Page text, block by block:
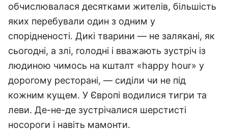
обчислювалася десятками жителів, більшість
яких перебували один з одним у
спорідненості. Дикі тварини — не залякані, як
сьогодні, а злі, голодні і вважають зустріч із
людиною чимось на кшталт «happy hour» у
дорогому ресторані, — сиділи чи не під
кожним кущем. У Європі водилися тигри та
леви. Де-не-де зустрічалися шерстисті
носороги і навіть мамонти.